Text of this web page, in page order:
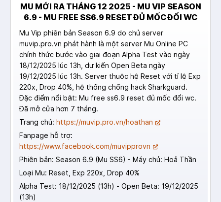
MU MỚI RA THÁNG 12 2025 - MU VIP SEASON
6.9 - MU FREE SS6.9 RESET ĐỦ MỐC ĐỔI WC
Mu Vip phiên bản Season 6.9 do chủ server
muvip.pro.vn phát hành là một server Mu Online PC
chính thức bước vào giai đoạn Alpha Test vào ngày
18/12/2025 lúc 13h, dự kiến Open Beta ngày
19/12/2025 lúc 13h. Server thuộc hệ Reset với tỉ lệ Exp
220x, Drop 40%, hệ thống chống hack Sharkguard.
Đặc điểm nổi bật: Mu free ss6.9 reset đủ mốc đổi wc.
Đã mở cửa hơn 7 tháng.
Trang chủ: https://muvip.pro.vn/hoathan
Fanpage hỗ trợ:
https://www.facebook.com/muvipprovn
Phiên bản: Season 6.9 (Mu SS6) - Máy chủ: Hoả Thần
Loại Mu: Reset, Exp 220x, Drop 40%
Alpha Test: 18/12/2025 (13h) - Open Beta: 19/12/2025
(13h)